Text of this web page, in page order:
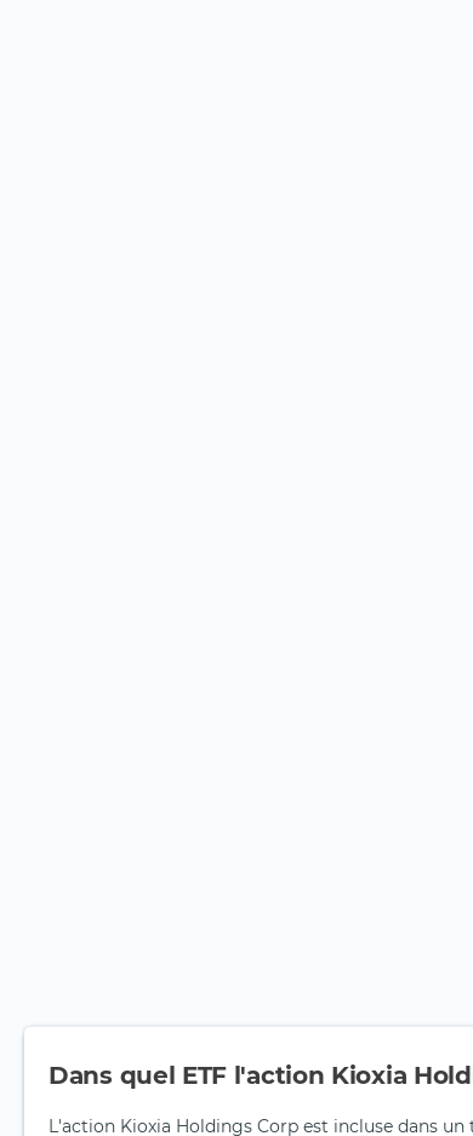
Dans quel ETF l'action Kioxia
L'action Kioxia Holdings Corp est incluse dans un